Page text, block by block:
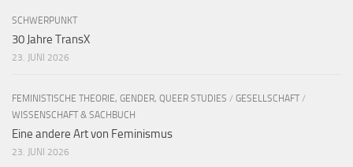
SCHWERPUNKT
30 Jahre TransX
23. JUNI 2026
FEMINISTISCHE THEORIE, GENDER, QUEER STUDIES / GESELLSCHAFT /
WISSENSCHAFT & SACHBUCH
Eine andere Art von Feminismus
23. JUNI 2026